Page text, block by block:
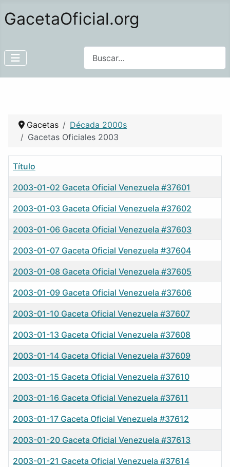
GacetaOficial.org
Gacetas
Década 2000s
Gacetas Oficiales 2003
Título
2003-01-02 Gaceta Oficial Venezuela #37601
2003-01-03 Gaceta Oficial Venezuela #37602
2003-01-06 Gaceta Oficial Venezuela #37603
2003-01-07 Gaceta Oficial Venezuela #37604
2003-01-08 Gaceta Oficial Venezuela #37605
2003-01-09 Gaceta Oficial Venezuela #37606
2003-01-10 Gaceta Oficial Venezuela #37607
2003-01-13 Gaceta Oficial Venezuela #37608
2003-01-14 Gaceta Oficial Venezuela #37609
2003-01-15 Gaceta Oficial Venezuela #37610
2003-01-16 Gaceta Oficial Venezuela #37611
2003-01-17 Gaceta Oficial Venezuela #37612
2003-01-20 Gaceta Oficial Venezuela #37613
2003-01-21 Gaceta Oficial Venezuela #37614